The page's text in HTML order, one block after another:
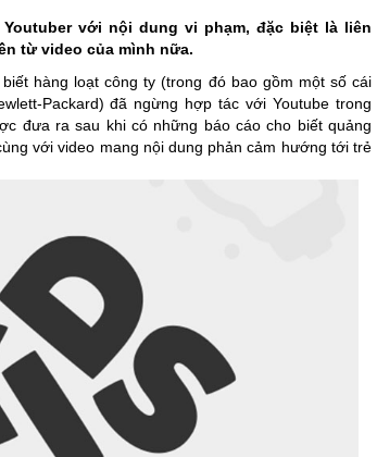
với nội dung vi phạm, đặc biệt là liên
từ video của mình nữa.
hàng loạt công ty (trong đó bao gồm một số cái
Packard) đã ngừng hợp tác với Youtube trong
đưa ra sau khi có những báo cáo cho biết quảng
với video mang nội dung phản cảm hướng tới trẻ